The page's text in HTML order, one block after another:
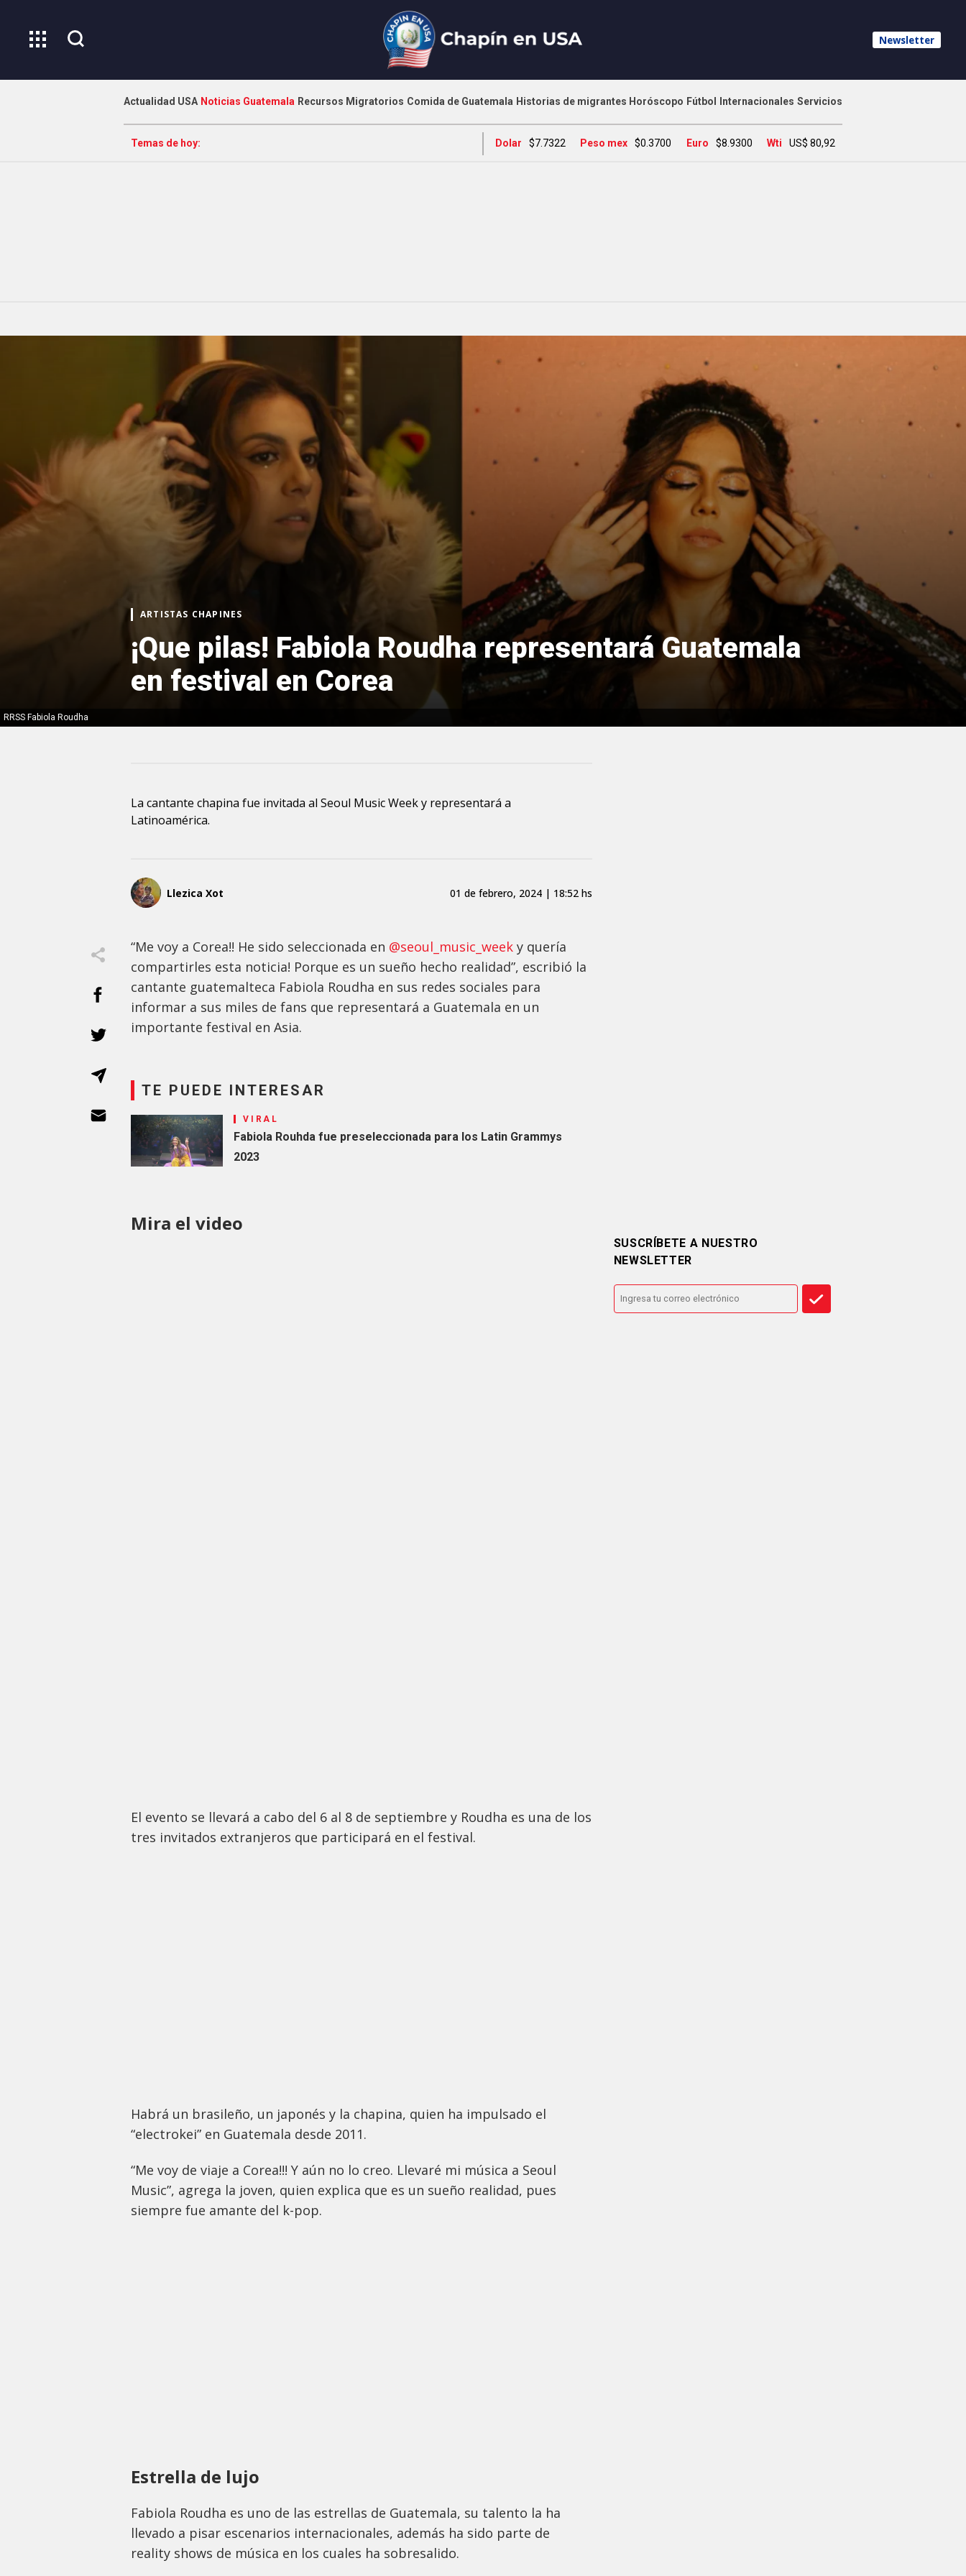
Newsletter
Actualidad USA Noticias Guatemala Recursos Migratorios Comida de Guatemala Historias de migrantes Horóscopo Fútbol Internacionales Servicios
Temas de hoy: Dolar $7.7322 Peso mex $0.3700 Euro $8.9300 Wti US$ 80,92
RRSS Fabiola Roudha
ARTISTAS CHAPINES
¡Que pilas! Fabiola Roudha representará Guatemala
en festival en Corea
La cantante chapina fue invitada al Seoul Music Week y representará a
Latinoamérica.
Llezica Xot 01 de febrero, 2024 | 18:52 hs
“Me voy a Corea!! He sido seleccionada en @seoul_music_week y quería
compartirles esta noticia! Porque es un sueño hecho realidad”, escribió la
cantante guatemalteca Fabiola Roudha en sus redes sociales para
informar a sus miles de fans que representará a Guatemala en un
importante festival en Asia.
TE PUEDE INTERESAR
VIRAL
Fabiola Rouhda fue preseleccionada para los Latin Grammys
2023
Mira el video
El evento se llevará a cabo del 6 al 8 de septiembre y Roudha es una de los
tres invitados extranjeros que participará en el festival.
Habrá un brasileño, un japonés y la chapina, quien ha impulsado el
“electrokei” en Guatemala desde 2011.
“Me voy de viaje a Corea!!! Y aún no lo creo. Llevaré mi música a Seoul
Music”, agrega la joven, quien explica que es un sueño realidad, pues
siempre fue amante del k-pop.
Estrella de lujo
Fabiola Roudha es uno de las estrellas de Guatemala, su talento la ha
llevado a pisar escenarios internacionales, además ha sido parte de
reality shows de música en los cuales ha sobresalido.
SUSCRÍBETE A NUESTRO
NEWSLETTER